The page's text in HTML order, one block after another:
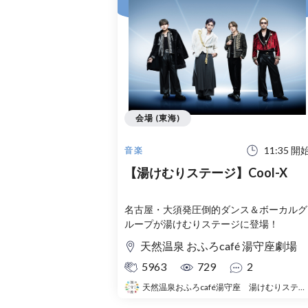
音楽 11:35 開
【湯けむりステージ】Cool-X
名古屋・大須発圧倒的ダンス＆ボーカルグ
ループが湯けむりステージに登場！
天然温泉 おふろcafé 湯守座劇場
5963
729 2
天然温泉おふろcafé湯守座 湯けむりステージ
会場 (東海)